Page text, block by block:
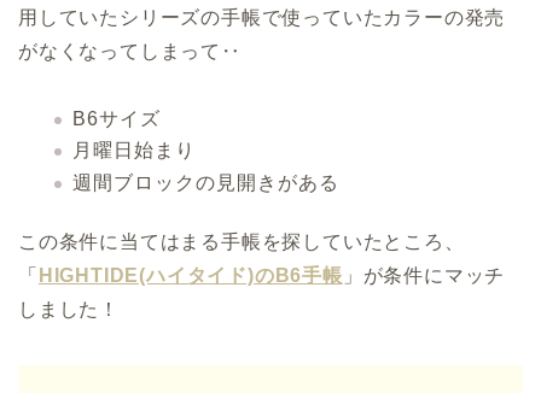
用していたシリーズの手帳で使っていたカラーの発売
がなくなってしまって‥
B6サイズ
月曜日始まり
週間ブロックの見開きがある
この条件に当てはまる手帳を探していたところ、
「 HIGHTIDE(ハイタイド)のB6手帳 」が条件にマッチ
しました！